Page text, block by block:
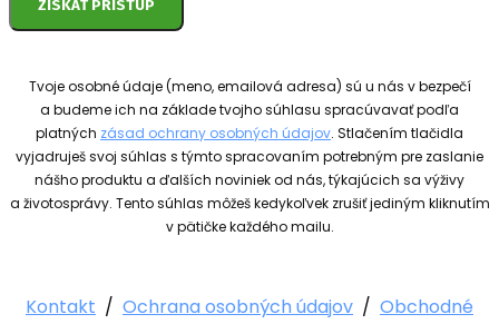
ZÍSKAŤ PRÍSTUP
Tvoje osobné údaje (meno, emailová adresa) sú u nás v bezpečí
a budeme ich na základe tvojho súhlasu spracúvavať podľa
platných zásad ochrany osobných údajov. Stlačením tlačidla
vyjadruješ svoj súhlas s týmto spracovaním potrebným pre zaslanie
nášho produktu a ďalších noviniek od nás, týkajúcich sa výživy
a životosprávy. Tento súhlas môžeš kedykoľvek zrušiť jediným kliknutím
v pätičke každého mailu.
Kontakt / Ochrana osobných údajov / Obchodné